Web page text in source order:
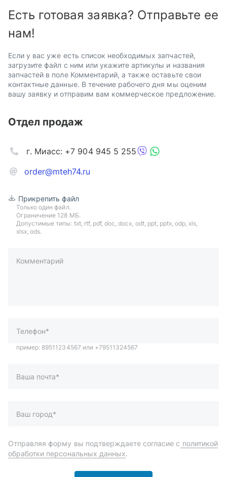
Есть готовая заявка? Отправьте ее
нам!
Если у вас уже есть список необходимых запчастей,
загрузите файл с ним или укажите артикулы и названия
запчастей в поле Комментарий, а также оставьте свои
контактные данные. В течение рабочего дня мы оценим
вашу заявку и отправим вам коммерческое предложение.
Отдел продаж
order@mteh74.ru
г. Миасс: +7 904 945 5 255
Прикрепить файл
Только один файл.
Ограничение 128 МБ.
Допустимые типы: txt, rtf, pdf, doc, docx, odt, ppt, pptx, odp, xls,
xlsx, ods.
Комментарий
пример: 89511234567 или +79511324567
Отправить
Автозапчасти и комплектующие